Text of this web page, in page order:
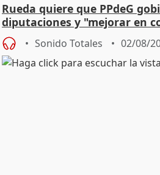
Rueda quiere que PPdeG
diputaciones y "mejorar en
ciudades
Sonido Totales 02/08/